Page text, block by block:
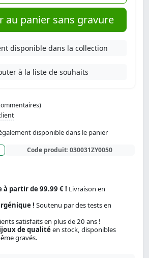
disponible dans le panier
Code produit:030031ZY0050
partir de 99.99 € ! Livraison en
! Soutenu par des tests en
satisfaits en plus de 20 ans !
de qualitéen stock, disponibles
gravés.
au panier sans gravure
disponible dans la collection
à la liste de souhaits